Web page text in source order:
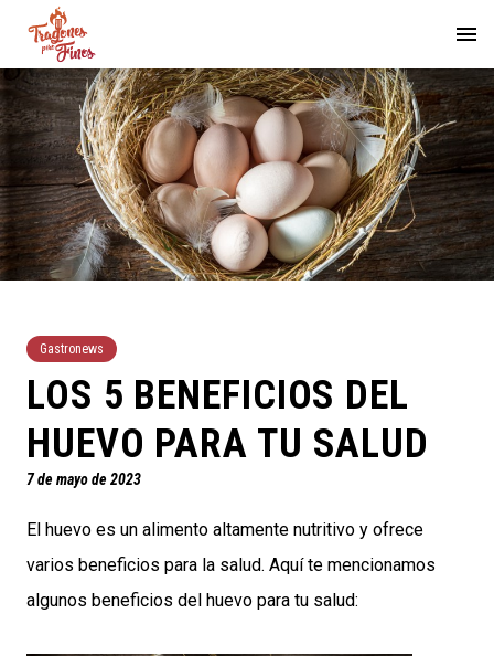
Gastronews
LOS 5 BENEFICIOS DEL
HUEVO PARA TU SALUD
7 de mayo de 2023
El huevo es un alimento altamente nutritivo y ofrece
varios beneficios para la salud. Aquí te mencionamos
algunos beneficios del huevo para tu salud: